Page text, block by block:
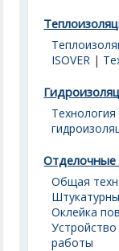
ISOVER |
Общая
Оклейка
работы